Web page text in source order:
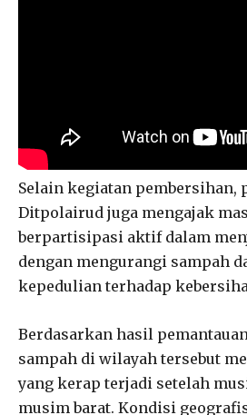
Selain kegiatan pembersihan,
Ditpolairud juga mengajak
berpartisipasi aktif dalam
dengan mengurangi sampah
kepedulian terhadap
Berdasarkan hasil
sampah di wilayah tersebut
yang kerap terjadi setelah
musim barat. Kondisi